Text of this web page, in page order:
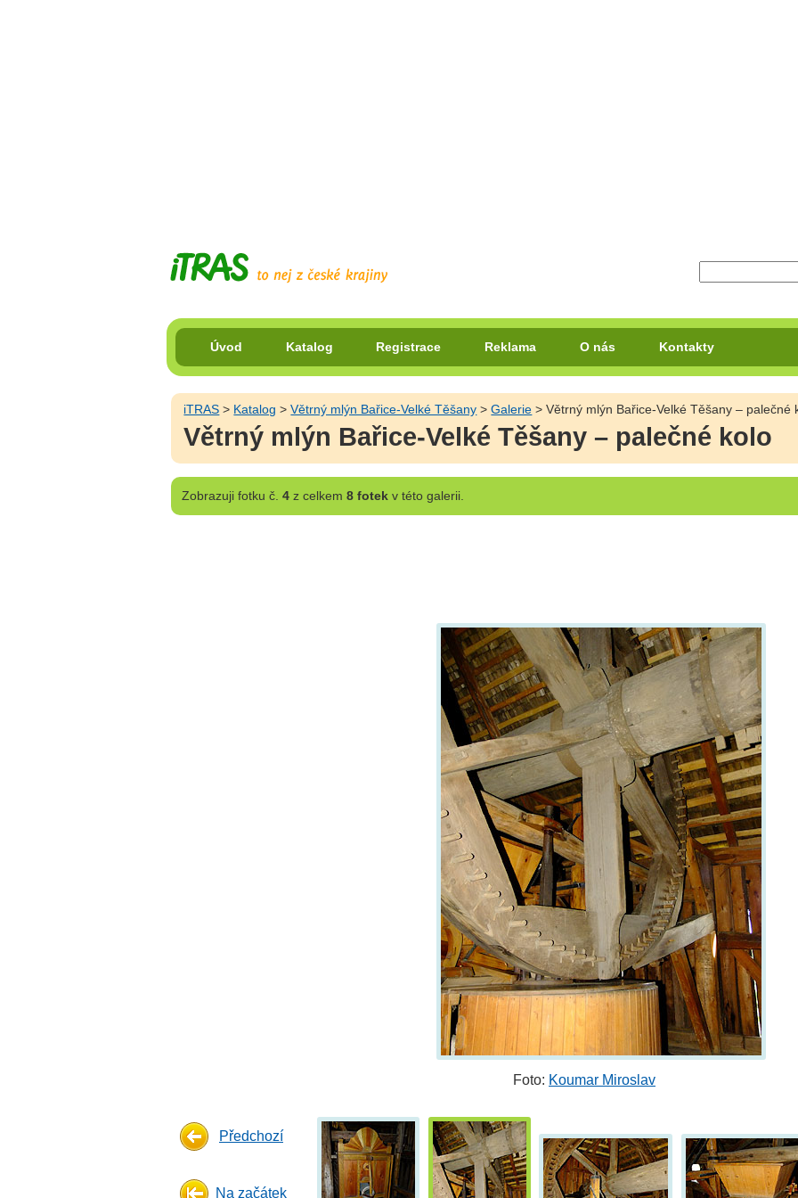
Úvod Katalog Registrace Reklama O nás Kontakty
iTRAS > Katalog >Větrný mlýn Bařice-Velké Těšany >Galerie > Větrný mlýn Bařice-Velké Těšany – palečné
Větrný mlýn Bařice-Velké Těšany – palečné kolo
Zobrazujifotku č. 4z celkem 8 fotekv této galerii.
Foto: Koumar Miroslav
Předchozí
Na začátek